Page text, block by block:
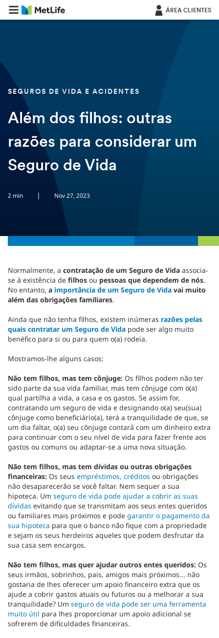
Saltar navegação ÁREA CLIENTES
SEGUROS DE VIDA E ACIDENTES
Além dos filhos: outras
razões para considerar um
Seguro de Vida
2 min | Nov 27, 2023
Normalmente, a contratação de um Seguro de Vida associa-
se à existência de filhos ou pessoas que dependem de nós.
No entanto, a importância de um Seguro de Vida vai muito
além das obrigações familiares.
Ainda que não tenha filhos, existem inúmeras razões pelas
quais contratar um Seguro de Vida pode ser algo muito
benéfico para si ou para quem o(a) rodeia.
Mostramos-lhe alguns casos:
Não tem filhos, mas tem cônjuge: Os filhos podem não ter
sido parte da sua vida familiar, mas tem cônjuge com o(a)
qual partilha a vida, a casa e os gastos. Se assim for,
contratando um seguro de vida e designando o(a) seu(sua)
cônjuge como beneficiário(a), terá a tranquilidade de que, se
um dia faltar, o(a) seu cônjuge contará com um dinheiro extra
para continuar com o seu nível de vida para fazer frente aos
gastos ou comuns ou adaptar-se a uma nova situação.
Não tem filhos, mas tem dívidas ou outras obrigações
financeiras: Os seus empréstimos, créditos ou obrigações
não desaparecerão se você faltar. Nem sequer a sua
hipoteca. Um seguro de vida pode ajudar a cobrir as suas
dívidas evitando que se transmitam aos seus entes queridos
ou familiares mais próximos e pode garantir o pagamento da
sua hipoteca para que o banco não fique com a propriedade
e sejam os seus herdeiros aqueles que podem desfrutar da
sua casa sem encargos.
Não tem filhos, mas quer ajudar outros entes queridos: Os
seus irmãos, sobrinhos, pais, amigos mais próximos... não
gostaria de lhes oferecer um apoio financeiro extra que os
ajude a cobrir gastos atuais ou futuros ou a melhorar a sua
tranquilidade? Um seguro de vida pode ser uma ferramenta
muito útil para lhes proporcionar um apoio adicional se
sofrerem de dificuldades financeiras.